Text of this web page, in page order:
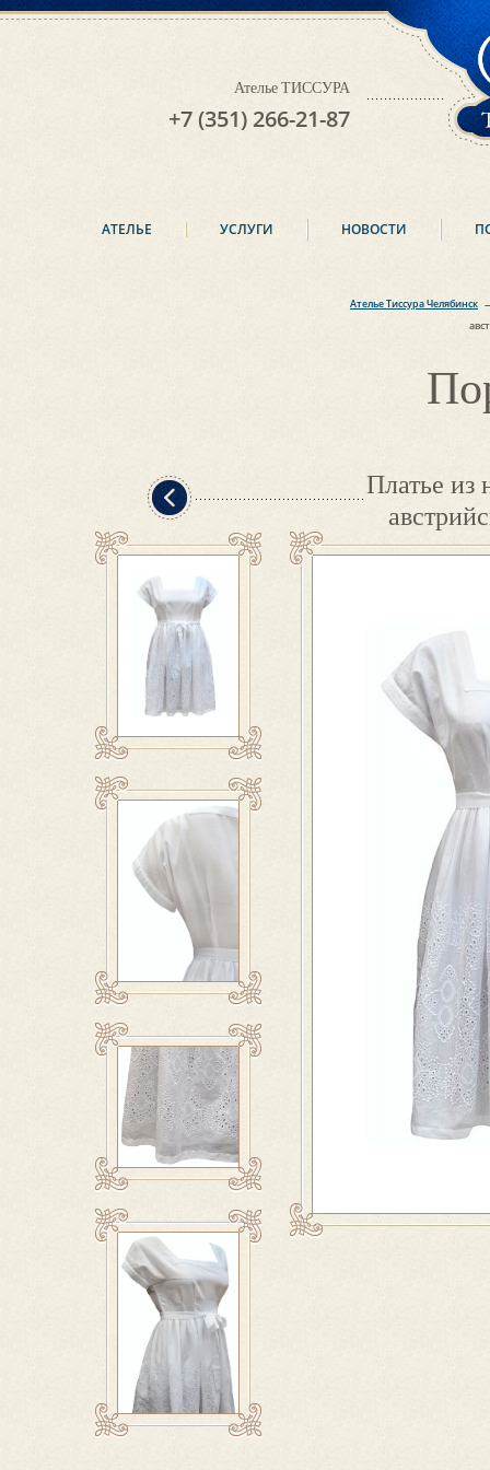
Ателье Тиссура Челябинск
Платье из
Ателье ТИССУРА
+7 (351) 266-21-87
АТЕЛЬЕ УСЛУГИ НОВОСТИ